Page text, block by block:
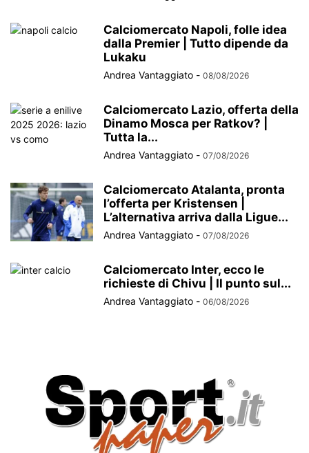
Calciomercato Napoli, folle idea
dalla Premier | Tutto dipende da
Lukaku
Andrea Vantaggiato - 08/08/2026
Calciomercato Lazio, offerta della
Dinamo Mosca per Ratkov? |
Tutta la...
Andrea Vantaggiato - 07/08/2026
Calciomercato Atalanta, pronta
l’offerta per Kristensen |
L’alternativa arriva dalla Ligue...
Andrea Vantaggiato - 07/08/2026
Calciomercato Inter, ecco le
richieste di Chivu | Il punto sul...
Andrea Vantaggiato - 06/08/2026